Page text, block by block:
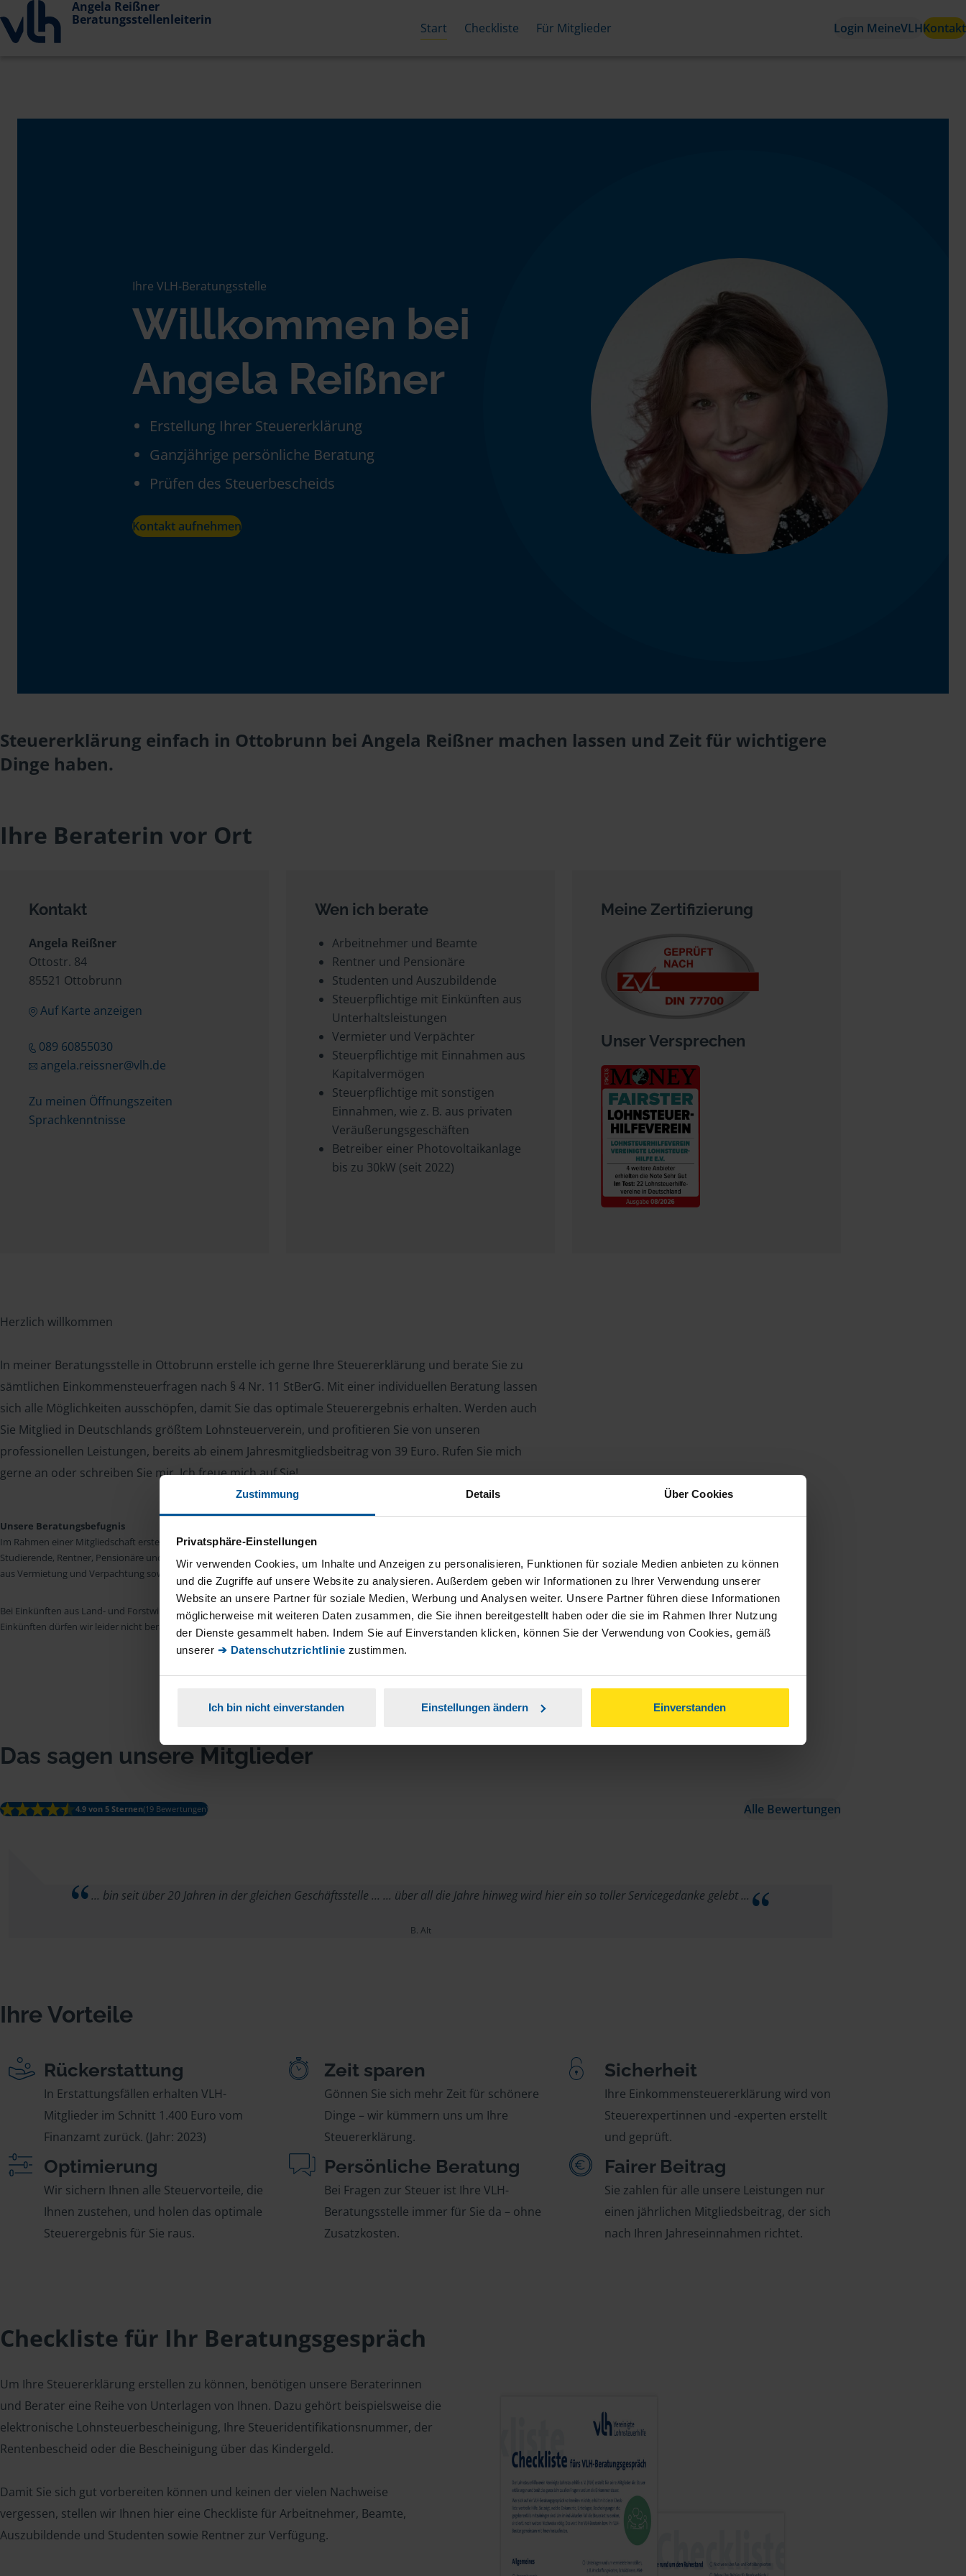
Zustimmung Details Über Cookies
Privatsphäre-Einstellungen
Wir verwenden Cookies, um Inhalte und Anzeigen zu personalisieren, Funktionen für soziale Medien anbieten zu können
und die Zugriffe auf unsere Website zu analysieren. Außerdem geben wir Informationen zu Ihrer Verwendung unserer
Website an unsere Partner für soziale Medien, Werbung und Analysen weiter. Unsere Partner führen diese Informationen
möglicherweise mit weiteren Daten zusammen, die Sie ihnen bereitgestellt haben oder die sie im Rahmen Ihrer Nutzung
der Dienste gesammelt haben. Indem Sie auf Einverstanden klicken, können Sie der Verwendung von Cookies, gemäß
unserer ➔ Datenschutzrichtlinie zustimmen.
Ich bin nicht einverstanden Einstellungen ändern Einverstanden
Angela Reißner
Beratungsstellenleiterin
Start Checkliste Für Mitglieder Login MeineVLHKontakt
Ihre VLH-Beratungsstelle
Willkommen bei
Angela Reißner
Erstellung Ihrer Steuererklärung
Ganzjährige persönliche Beratung
Prüfen des Steuerbescheids
Kontakt aufnehmen
Steuererklärung einfach in Ottobrunn bei Angela Reißner machen lassen und Zeit für wichtigere
Dinge haben.
Ihre Beraterin vor Ort
Kontakt
Angela Reißner
Ottostr. 84
85521 Ottobrunn
Auf Karte anzeigen
089 60855030
angela.reissner@vlh.de
Zu meinen Öffnungszeiten
Sprachkenntnisse
Wen ich berate
Arbeitnehmer und Beamte
Rentner und Pensionäre
Studenten und Auszubildende
Steuerpflichtige mit Einkünften aus
Unterhaltsleistungen
Vermieter und Verpächter
Steuerpflichtige mit Einnahmen aus
Kapitalvermögen
Steuerpflichtige mit sonstigen
Einnahmen, wie z. B. aus privaten
Veräußerungsgeschäften
Betreiber einer Photovoltaikanlage
bis zu 30kW (seit 2022)
Meine Zertifizierung
Unser Versprechen
Herzlich willkommen
In meiner Beratungsstelle in Ottobrunn erstelle ich gerne Ihre Steuererklärung und berate Sie zu
sämtlichen Einkommensteuerfragen nach § 4 Nr. 11 StBerG. Mit einer individuellen Beratung lassen
sich alle Möglichkeiten ausschöpfen, damit Sie das optimale Steuerergebnis erhalten. Werden auch
Sie Mitglied in Deutschlands größtem Lohnsteuerverein, und profitieren Sie von unseren
professionellen Leistungen, bereits ab einem Jahresmitgliedsbeitrag von 39 Euro. Rufen Sie mich
gerne an oder schreiben Sie mir. Ich freue mich auf Sie!
Unsere Beratungsbefugnis
Im Rahmen einer Mitgliedschaft erstellen wir die Einkommensteuererklärung für Arbeitnehmer, Beamte, Auszubildende,
Studierende, Rentner, Pensionäre und Unterhaltsempfänger nach § 4 Nr. 11 Steuerberatungsgesetz (StBerG). Auch bei Einkünften
aus Vermietung und Verpachtung sowie Kapitalerträgen sind wir in vielen Fällen der geeignete Dienstleister für Sie.
Bei Einkünften aus Land- und Forstwirtschaft, aus Gewerbebetrieb, aus selbstständiger Tätigkeit und umsatzsteuerpflichtigen
Einkünften dürfen wir leider nicht beraten.
Das sagen unsere Mitglieder
4.9 von 5 Sternen(19 Bewertungen) Alle Bewertungen
... bin seit über 20 Jahren in der gleichen Geschäftsstelle ... ... über all die Jahre hinweg wird hier ein so toller Servicegedanke gelebt ...
B. Alt
Ihre Vorteile
Rückerstattung
In Erstattungsfällen erhalten VLH-
Mitglieder im Schnitt 1.400 Euro vom
Finanzamt zurück. (Jahr: 2023)
Zeit sparen
Gönnen Sie sich mehr Zeit für schönere
Dinge – wir kümmern uns um Ihre
Steuererklärung.
Sicherheit
Ihre Einkommensteuererklärung wird von
Steuerexpertinnen und -experten erstellt
und geprüft.
Optimierung
Wir sichern Ihnen alle Steuervorteile, die
Ihnen zustehen, und holen das optimale
Steuerergebnis für Sie raus.
Persönliche Beratung
Bei Fragen zur Steuer ist Ihre VLH-
Beratungsstelle immer für Sie da – ohne
Zusatzkosten.
Fairer Beitrag
Sie zahlen für alle unsere Leistungen nur
einen jährlichen Mitgliedsbeitrag, der sich
nach Ihren Jahreseinnahmen richtet.
Checkliste für Ihr Beratungsgespräch
Um Ihre Steuererklärung erstellen zu können, benötigen unsere Beraterinnen
und Berater eine Reihe von Unterlagen von Ihnen. Dazu gehört beispielsweise die
elektronische Lohnsteuerbescheinigung, Ihre Steueridentifikationsnummer, der
Rentenbescheid oder die Bescheinigung über das Kindergeld.
Damit Sie sich gut vorbereiten können und keinen der vielen Nachweise
vergessen, stellen wir Ihnen hier eine Checkliste für Arbeitnehmer, Beamte,
Auszubildende und Studenten sowie Rentner zur Verfügung.